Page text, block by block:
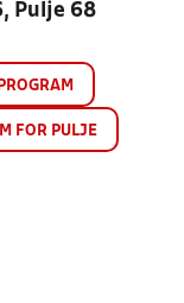
Pulje 68
FOR PULJE